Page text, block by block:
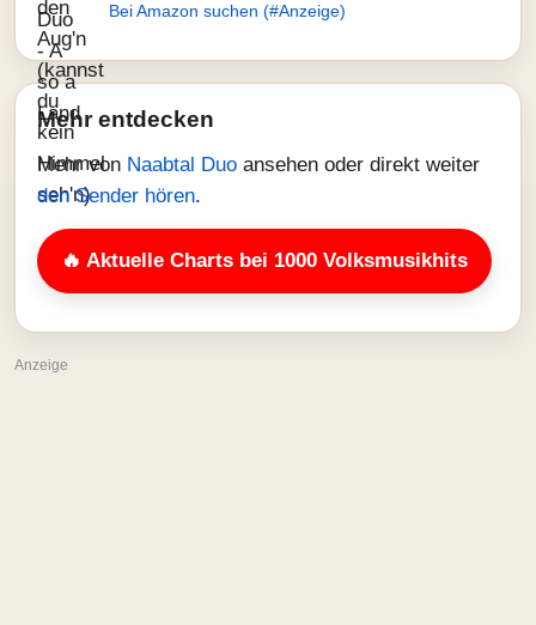
Bei Amazon suchen (#Anzeige)
Mehr entdecken
Mehr von Naabtal Duo ansehen oder direkt weiter
den Sender hören.
🔥 Aktuelle Charts bei 1000 Volksmusikhits
Anzeige